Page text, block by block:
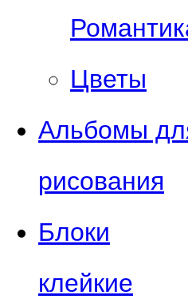
Цветы
Альбомы
рисования
Блоки
клейкие